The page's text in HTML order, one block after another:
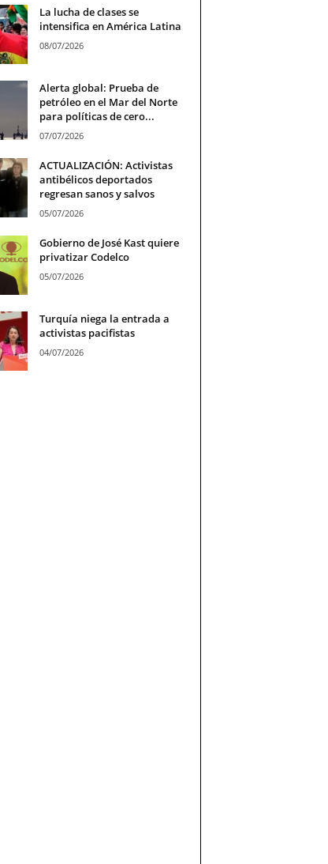
La lucha de clases se
intensifica en América Latina
08/07/2026
Alerta global: Prueba de
petróleo en el Mar del Norte
para políticas de cero...
07/07/2026
ACTUALIZACIÓN: Activistas
antibélicos deportados
regresan sanos y salvos
05/07/2026
Gobierno de José Kast quiere
privatizar Codelco
05/07/2026
Turquía niega la entrada a
activistas pacifistas
04/07/2026